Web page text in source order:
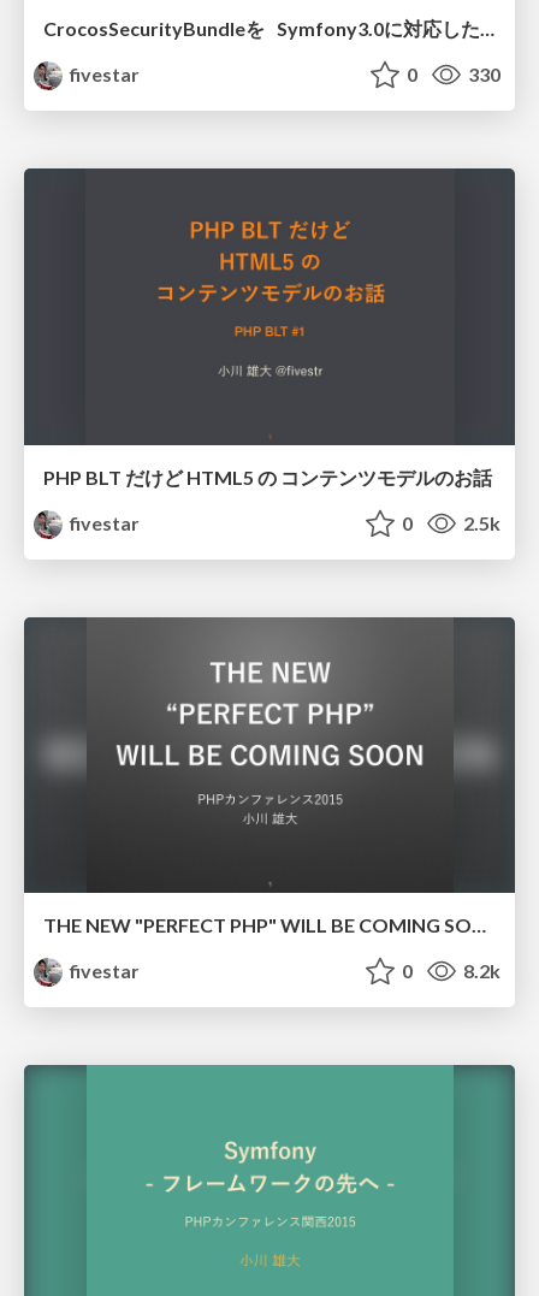
CrocosSecurityBundleを Symfony3.0に対応した話
fivestar
0 330
PHP BLT だけど HTML5 の コンテンツモデルのお話
fivestar
0 2.5k
THE NEW "PERFECT PHP" WILL BE COMING SOON
fivestar
0 8.2k